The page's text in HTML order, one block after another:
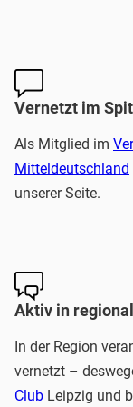
Vernetzt im
Als Mitglied im
Mitteldeutschland
unserer Seite.
Aktiv in
In der Region
vernetzt –
Club Leipzig und